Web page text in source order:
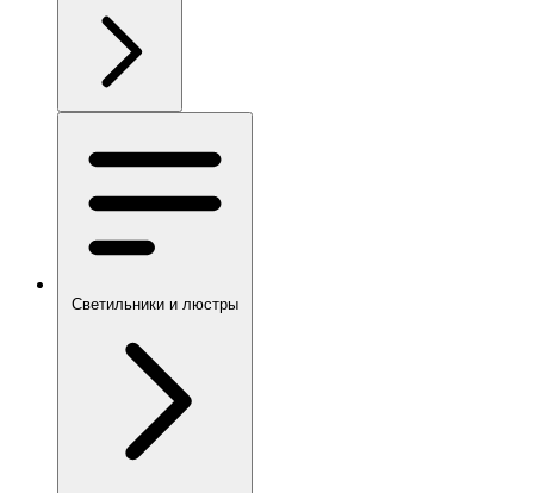
Светильники и люстры